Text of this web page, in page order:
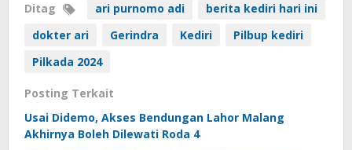
Ditag ari purnomo adi
berita kediri hari ini
dokter ari
Gerindra Kediri
Pilbup kediri
Pilkada 2024
Posting Terkait
Usai Didemo, Akses Bendungan Lahor Malang
Akhirnya Boleh Dilewati Roda 4